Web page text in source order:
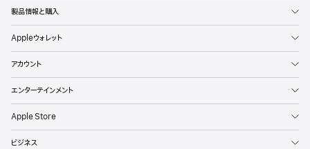
製品情報と購入
Appleウォレット
アカウント
エンターテインメント
Apple Store
ビジネス